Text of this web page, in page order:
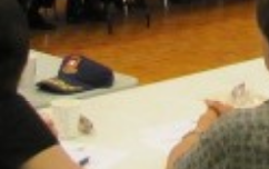
說明臺美合作三大戰略方向 盼
，闡述印太安全局勢，籲深化台印
蓋耶哥訪問團
基金會」訪問團一行，深化跨大西